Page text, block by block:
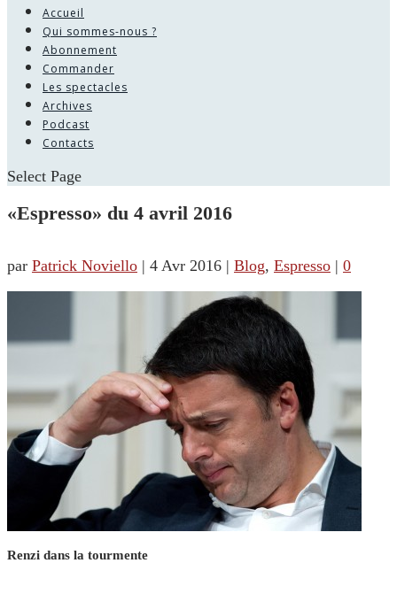
Accueil
Qui sommes-nous ?
Abonnement
Commander
Les spectacles
Archives
Podcast
Contacts
Select Page
«Espresso» du 4 avril 2016
par Patrick Noviello | 4 Avr 2016 | Blog, Espresso | 0
Renzi dans la tourmente